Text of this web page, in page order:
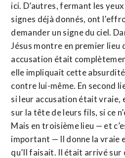
ici. D’autres, fermant les
signes déjà donnés, ont
demander un signe du ciel.
Jésus montre en premier lieu
accusation était
elle impliquait cette
contre lui-même. En second
si leur accusation était vraie,
sur la tête de leurs fils, si ce
Mais en troisième lieu — et
important — Il donne la vraie
qu’Il faisait. Il était arrivé sur